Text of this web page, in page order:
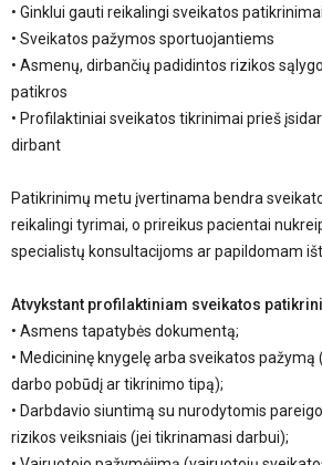
• Ginklui gauti reikalingi sveikatos patikrinimai
• Sveikatos pažymos sportuojantiems
• Asmenų, dirbančių padidintos rizikos
patikros
• Profilaktiniai sveikatos tikrinimai prieš
dirbant
Patikrinimų metu įvertinama bendra
reikalingi tyrimai, o prireikus pacientai
specialistų konsultacijoms ar papildomam
Atvykstant profilaktiniam sveikatos
• Asmens tapatybės dokumentą;
• Medicininę knygelę arba sveikatos pažymą
darbo pobūdį ar tikrinimo tipą);
• Darbdavio siuntimą su nurodytomis
rizikos veiksniais (jei tikrinamasi darbui);